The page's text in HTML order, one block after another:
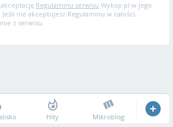
Regulaminu serwisu Wykop.pl w jego
nie akceptujesz Regulaminu w całości,
z serwisu.
Hity Mikroblog